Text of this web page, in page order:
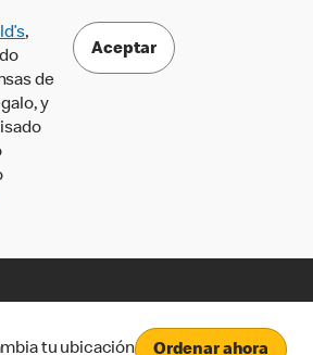
,
de
y
Aceptar
tu ubicación Ordenar ahora